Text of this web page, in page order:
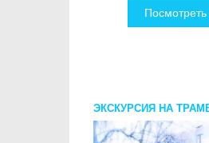
ЭКСКУРСИЯ НА
КОМПАНИИ